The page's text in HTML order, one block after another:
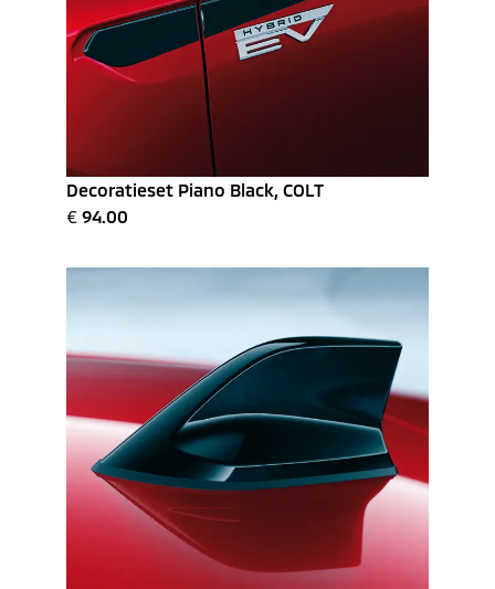
Decoratieset Piano Black, COLT
€ 94.00